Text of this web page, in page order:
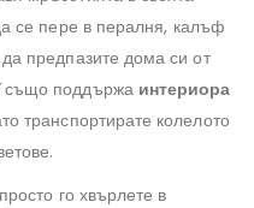
се пере в пералня, калъф
предпазите дома си от
също поддържа интериора
транспортирате колелото
го хвърлете в